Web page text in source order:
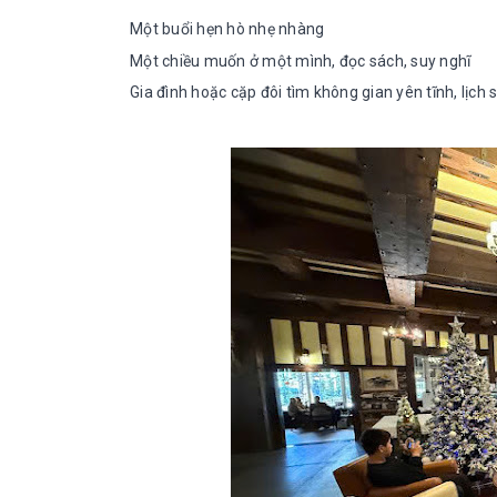
Một buổi hẹn hò nhẹ nhàng
Một chiều muốn ở một mình, đọc sách, suy nghĩ
Gia đình hoặc cặp đôi tìm không gian yên tĩnh, lịch